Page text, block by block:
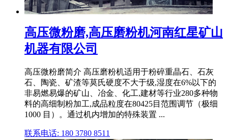
高压微粉磨,高压磨粉机河南红星矿山
机器有限公司
高压微粉磨简介 高压磨粉机适用于粉碎重晶石、石灰
石、陶瓷、矿渣等莫氏硬度不大于级,湿度在6%以下的
非易燃易爆的矿山、冶金、化工,建材等行业280多种物
料的高细制粉加工,成品粒度在80425目范围调节（极细
1000 目）。通过机内增加的特殊装置 ...
联系电话: 180 3780 8511